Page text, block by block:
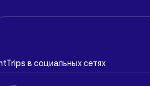
в социальных сетях